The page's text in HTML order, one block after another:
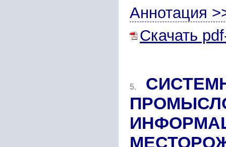
Аннотация
Скачать
5.